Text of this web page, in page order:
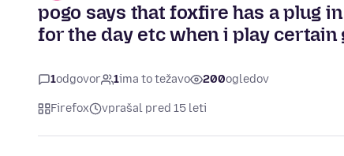
pogo says that foxfire has a plug
for the day etc when i play certain
1odgovor 1ima to težavo 200ogledov
Firefox vprašal pred 15 leti